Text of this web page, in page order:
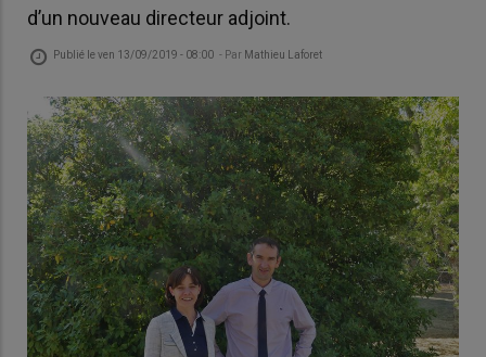
d’un nouveau directeur adjoint.
Publié leven 13/09/2019 - 08:00 - Par Mathieu Laforet